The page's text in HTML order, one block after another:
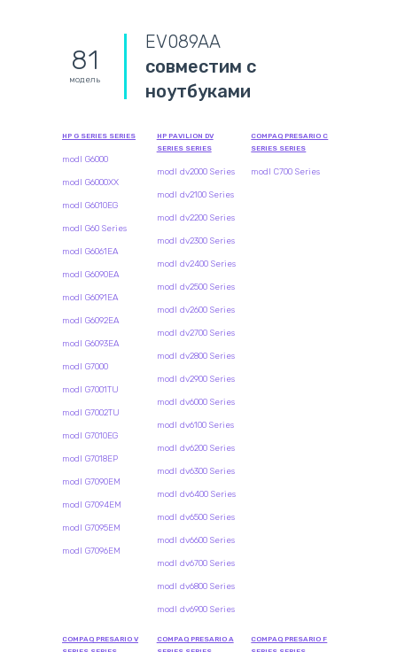
81
модель
EV089AA
совместим с
ноутбуками
HP G SERIES SERIES
modl G6000
modl G6000XX
modl G6010EG
modl G60 Series
modl G6061EA
modl G6090EA
modl G6091EA
modl G6092EA
modl G6093EA
modl G7000
modl G7001TU
modl G7002TU
modl G7010EG
modl G7018EP
modl G7090EM
modl G7094EM
modl G7095EM
modl G7096EM
HP PAVILION DV
SERIES SERIES
modl dv2000 Series
modl dv2100 Series
modl dv2200 Series
modl dv2300 Series
modl dv2400 Series
modl dv2500 Series
modl dv2600 Series
modl dv2700 Series
modl dv2800 Series
modl dv2900 Series
modl dv6000 Series
modl dv6100 Series
modl dv6200 Series
modl dv6300 Series
modl dv6400 Series
modl dv6500 Series
modl dv6600 Series
modl dv6700 Series
modl dv6800 Series
modl dv6900 Series
COMPAQ PRESARIO C
SERIES SERIES
modl C700 Series
COMPAQ PRESARIO V
COMPAQ PRESARIO A
COMPAQ PRESARIO F